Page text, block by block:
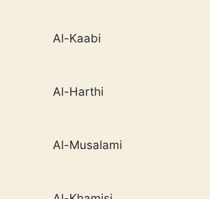
Al-Kaabi
Al-Harthi
Al-Musalami